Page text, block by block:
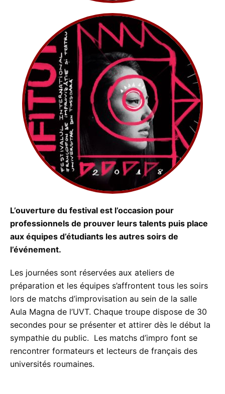
L’ouverture du festival est l’occasion pour
professionnels de prouver leurs talents puis place
aux équipes d’étudiants les autres soirs de
l’événement.
Les journées sont réservées aux ateliers de
préparation et les équipes s’affrontent tous les soirs
lors de matchs d’improvisation au sein de la salle
Aula Magna de l’UVT. Chaque troupe dispose de 30
secondes pour se présenter et attirer dès le début la
sympathie du public. Les matchs d’impro font se
rencontrer formateurs et lecteurs de français des
universités roumaines.